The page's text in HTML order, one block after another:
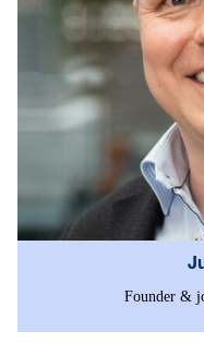
Founder &